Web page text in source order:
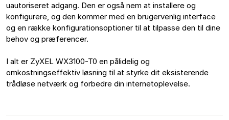
uautoriseret adgang. Den er også nem at installere og
konfigurere, og den kommer med en brugervenlig interface
og en række konfigurationsoptioner til at tilpasse den til dine
behov og præferencer.
I alt er ZyXEL WX3100-T0 en pålidelig og
omkostningseffektiv løsning til at styrke dit eksisterende
trådløse netværk og forbedre din internetoplevelse.